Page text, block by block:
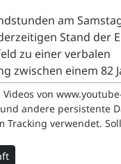
am
Stand der
zu einer verbalen
zwischen einem 82
81 Jahre alten
von
andere persistente
Tracking verwendet.